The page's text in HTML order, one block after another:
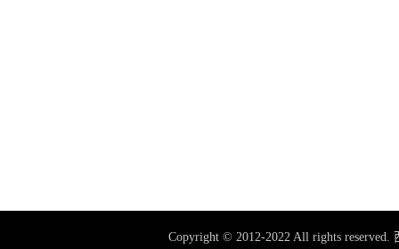
Copyright © 2012-2022 All rights